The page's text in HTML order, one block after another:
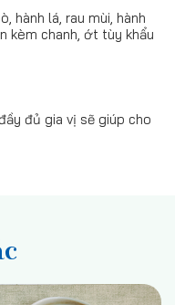
hành lá, rau mùi, hành
kèm chanh, ớt tùy khẩu
đủ gia vị sẽ giúp cho